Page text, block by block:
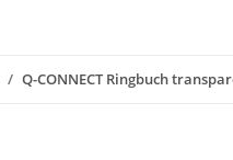
Q-CONNECT Ringbuch